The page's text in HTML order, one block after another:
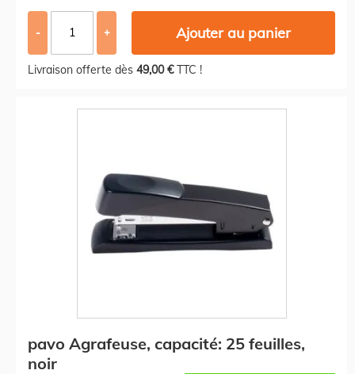
- + Ajouter au panier
Livraison offerte dès 49,00 €TTC !
pavo Agrafeuse, capacité: 25 feuilles,
noir